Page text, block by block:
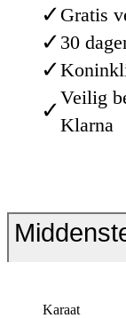
✓ Gratis
✓ 30
✓
✓
Veilig
Klarna
Karaat